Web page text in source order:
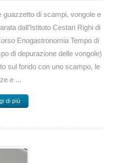
guazzetto di scampi, vongole e
dall’Istituto Cestari Righi di
Enogastronomia Tempo di
di depurazione delle vongole)
sul fondo con uno scampo, le
e ...
di più